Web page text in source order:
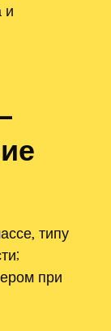
и
типу
при